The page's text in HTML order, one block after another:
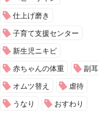
仕上げ磨き
子育て支援センター
新生児ニキビ
赤ちゃんの体重 副耳
オムツ替え 虐待
うなり おすわり